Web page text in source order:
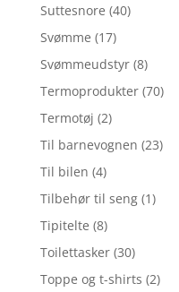
Suttesnore (40)
Svømme (17)
Svømmeudstyr (8)
Termoprodukter (70)
Termotøj (2)
Til barnevognen (23)
Til bilen (4)
Tilbehør til seng (1)
Tipitelte (8)
Toilettasker (30)
Toppe og t-shirts (2)